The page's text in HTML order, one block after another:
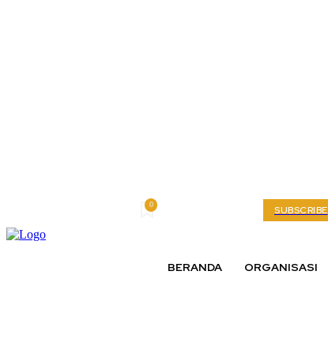
0 SUBSCRIBE
BERANDA ORGANISASI